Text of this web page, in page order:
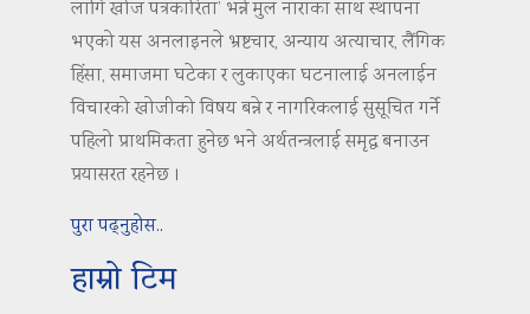
लागि खोज पत्रकारिता’ भन्ने मुल नाराका साथ स्थापना
भएको यस अनलाइनले भ्रष्टचार, अन्याय अत्याचार, लैंगिक
हिंसा, समाजमा घटेका र लुकाएका घटनालाई अनलाईन
विचारको खोजीको विषय बन्ने र नागरिकलाई सुसूचित गर्ने
पहिलो प्राथमिकता हुनेछ भने अर्थतन्त्रलाई समृद्ध बनाउन
प्रयासरत रहनेछ ।
पुरा पढ्नुहोस..
हाम्रो टिम